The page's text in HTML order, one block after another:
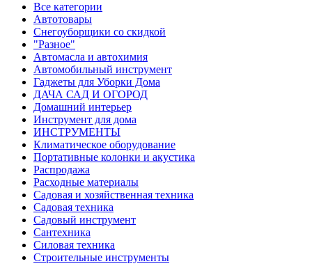
Все категории
Автотовары
Снегоуборщики со скидкой
"Разное"
Автомасла и автохимия
Автомобильный инструмент
Гаджеты для Уборки Дома
ДАЧА САД И ОГОРОД
Домашний интерьер
Инструмент для дома
ИНСТРУМЕНТЫ
Климатическое оборудование
Портативные колонки и акустика
Распродажа
Расходные материалы
Садовая и хозяйственная техника
Садовая техника
Садовый инструмент
Сантехника
Силовая техника
Строительные инструменты